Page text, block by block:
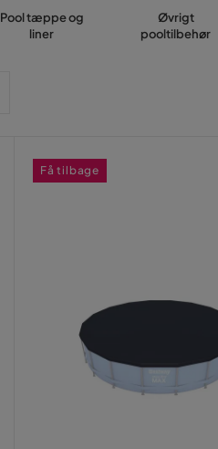
Pool tæppe og
liner
Øvrigt
pooltilbehør
Få tilbage